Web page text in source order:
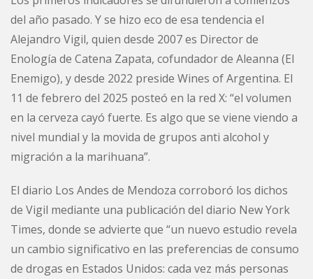
del año pasado. Y se hizo eco de esa tendencia el
Alejandro Vigil, quien desde 2007 es Director de
Enología de Catena Zapata, cofundador de Aleanna (El
Enemigo), y desde 2022 preside Wines of Argentina. El
11 de febrero del 2025 posteó en la red X: “el volumen
en la cerveza cayó fuerte. Es algo que se viene viendo a
nivel mundial y la movida de grupos anti alcohol y
migración a la marihuana”.
El diario Los Andes de Mendoza corroboró los dichos
de Vigil mediante una publicación del diario New York
Times, donde se advierte que “un nuevo estudio revela
un cambio significativo en las preferencias de consumo
de drogas en Estados Unidos: cada vez más personas